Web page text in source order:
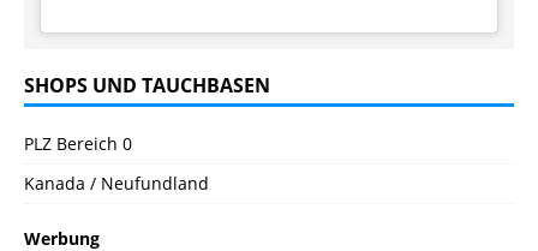
SHOPS UND TAUCHBASEN
PLZ Bereich 0
Kanada / Neufundland
Werbung